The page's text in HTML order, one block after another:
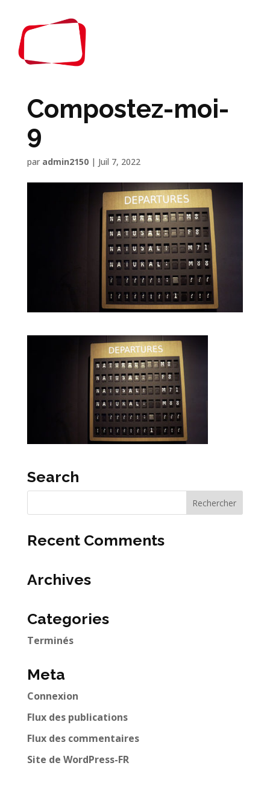
Compostez-moi-
9
par admin2150| Juil 7, 2022
Search
Recent Comments
Archives
Categories
Terminés
Meta
Connexion
Flux des publications
Flux des commentaires
Site de WordPress-FR